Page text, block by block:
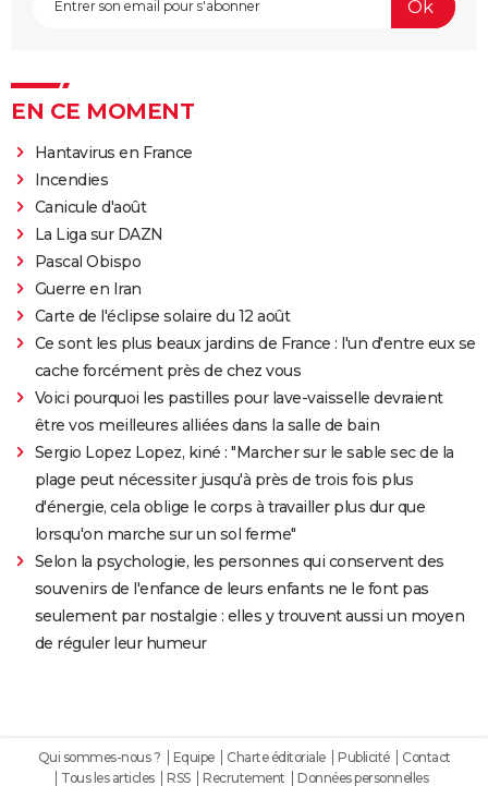
EN CE MOMENT
Hantavirus en France
Incendies
Canicule d'août
La Liga sur DAZN
Pascal Obispo
Guerre en Iran
Carte de l'éclipse solaire du 12 août
Ce sont les plus beaux jardins de France : l'un d'entre eux se
cache forcément près de chez vous
Voici pourquoi les pastilles pour lave-vaisselle devraient
être vos meilleures alliées dans la salle de bain
Sergio Lopez Lopez, kiné : "Marcher sur le sable sec de la
plage peut nécessiter jusqu'à près de trois fois plus
d'énergie, cela oblige le corps à travailler plus dur que
lorsqu'on marche sur un sol ferme"
Selon la psychologie, les personnes qui conservent des
souvenirs de l'enfance de leurs enfants ne le font pas
seulement par nostalgie : elles y trouvent aussi un moyen
de réguler leur humeur
Qui sommes-nous ? Equipe Charte éditoriale Publicité
Contact
Tous les articles
RSS Recrutement Données personnelles